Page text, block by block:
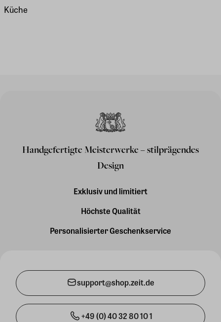
Küche
Handgefertigte Meisterwerke – stilprägendes
Design
Exklusiv und limitiert
Höchste Qualität
Personalisierter Geschenkservice
support@shop.zeit.de
+49 (0) 40 32 80 10 1